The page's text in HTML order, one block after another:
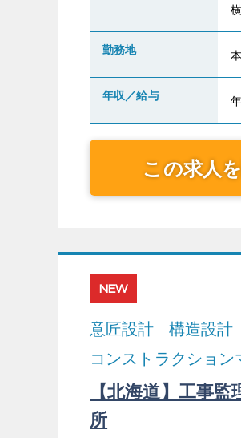
勤務地
年収／給与
この求人
NEW
意匠設計 構造設計
コンストラクション
【北海道】工事
所